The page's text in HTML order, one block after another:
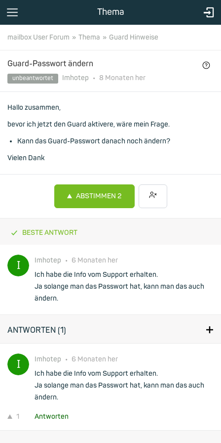
Thema
mailbox User Forum Thema Guard Hinweise
Guard-Passwort ändern
unbeantwortet Imhotep • 8 Monaten her
Hallo zusammen,
bevor ich jetzt den Guard aktivere, wäre mein Frage.
Kann das Guard-Passwort danach noch ändern?
Vielen Dank
ABSTIMMEN 2
BESTE ANTWORT
Imhotep • 6 Monaten her
Ich habe die Info vom Support erhalten.
Ja solange man das Passwort hat, kann man das auch
ändern.
ANTWORTEN (1)
Imhotep • 6 Monaten her
Ich habe die Info vom Support erhalten.
Ja solange man das Passwort hat, kann man das auch
ändern.
1 Antworten